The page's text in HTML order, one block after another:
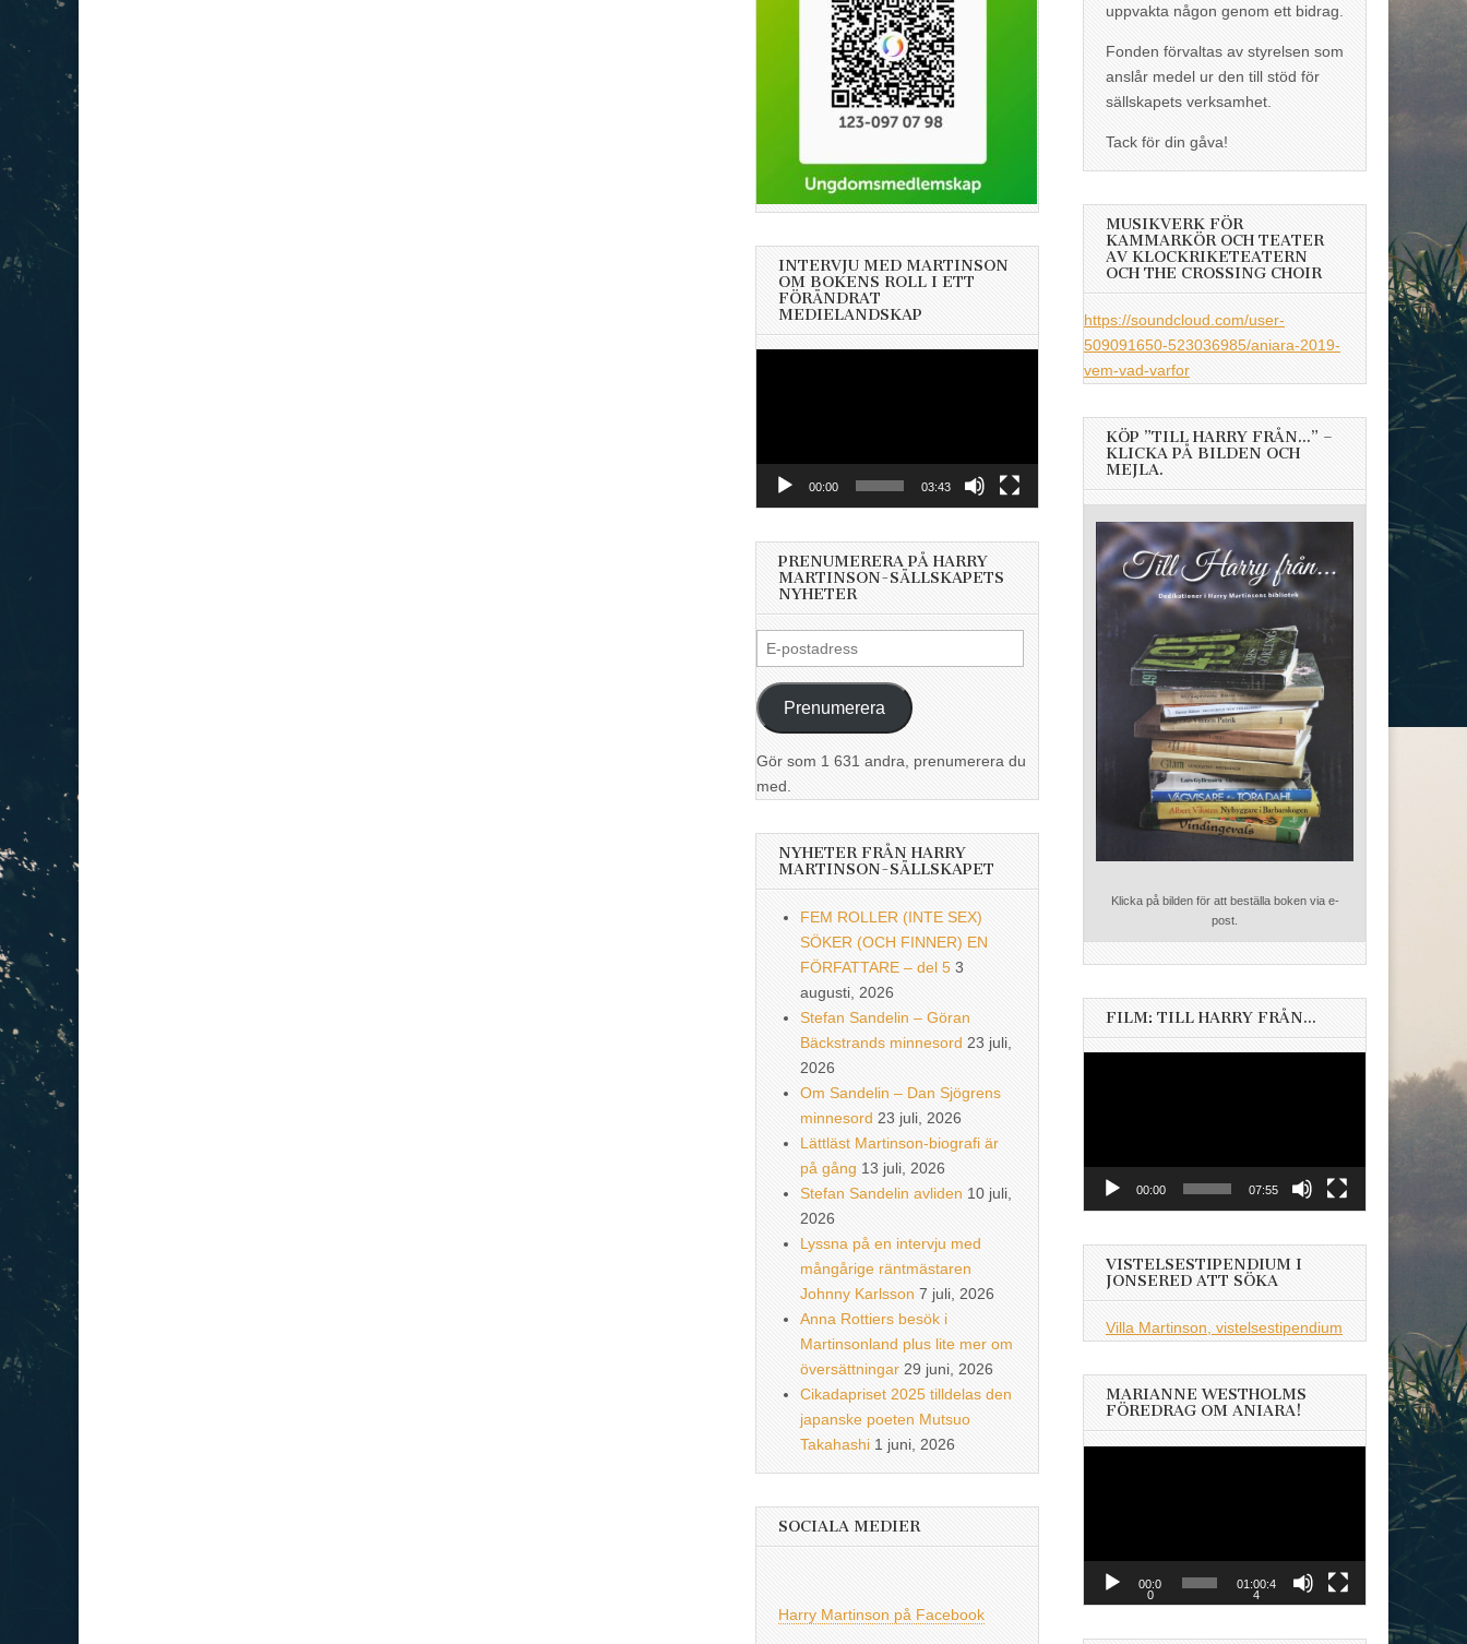
INTERVJU MED MARTINSON
OM BOKENS ROLL I ETT
FÖRÄNDRAT
MEDIELANDSKAP
00:00 03:43
PRENUMERERA PÅ HARRY
MARTINSON-SÄLLSKAPETS
NYHETER
E-
postadress
Prenumerera
Gör som 1 631 andra, prenumerera du
med.
NYHETER FRÅN HARRY
MARTINSON-SÄLLSKAPET
FEM ROLLER (INTE SEX)
SÖKER (OCH FINNER) EN
FÖRFATTARE – del 5 3
augusti, 2026
Stefan Sandelin – Göran
Bäckstrands minnesord 23 juli,
2026
Om Sandelin – Dan Sjögrens
minnesord 23 juli, 2026
Lättläst Martinson-biografi är
på gång 13 juli, 2026
Stefan Sandelin avliden 10 juli,
2026
Lyssna på en intervju med
mångårige räntmästaren
Johnny Karlsson 7 juli, 2026
Anna Rottiers besök i
Martinsonland plus lite mer om
översättningar 29 juni, 2026
Cikadapriset 2025 tilldelas den
japanske poeten Mutsuo
Takahashi 1 juni, 2026
SOCIALA MEDIER
Harry Martinson på Facebook
uppvakta någon genom ett bidrag.
Fonden förvaltas av styrelsen som
anslår medel ur den till stöd för
sällskapets verksamhet.
Tack för din gåva!
MUSIKVERK FÖR
KAMMARKÖR OCH TEATER
AV KLOCKRIKETEATERN
OCH THE CROSSING CHOIR
https://soundcloud.com/user-
509091650-523036985/aniara-2019-
vem-vad-varfor
KÖP ”TILL HARRY FRÅN…” –
KLICKA PÅ BILDEN OCH
MEJLA.
Klicka på bilden för att beställa boken via e-
post.
FILM: TILL HARRY FRÅN…
00:00 07:55
VISTELSESTIPENDIUM I
JONSERED ATT SÖKA
Villa Martinson, vistelsestipendium
MARIANNE WESTHOLMS
FÖREDRAG OM ANIARA!
00:0
0
01:00:4
4